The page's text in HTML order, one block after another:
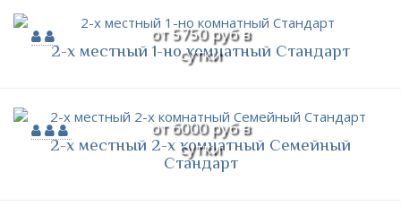
от 5750 руб в
сутки
2-х местный 1-но комнатный Стандарт
от 6000 руб в
сутки
2-х местный 2-х комнатный Семейный
Стандарт